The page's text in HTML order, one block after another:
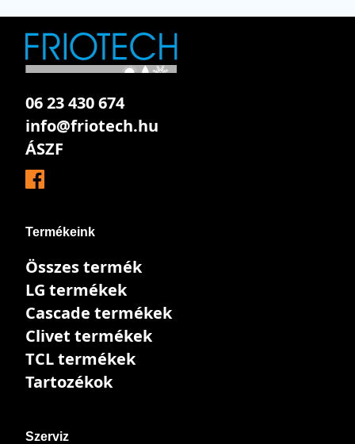
06 23 430 674
info@friotech.hu
ÁSZF
Termékeink
Összes termék
LG termékek
Cascade termékek
Clivet termékek
TCL termékek
Tartozékok
Szerviz